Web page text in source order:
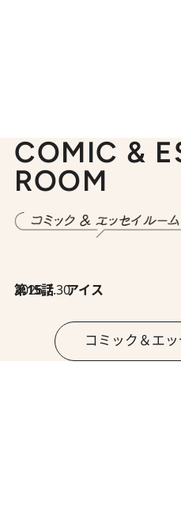
COMIC &
ROOM
2026.7.30
第15話 アイス
コミック＆エ